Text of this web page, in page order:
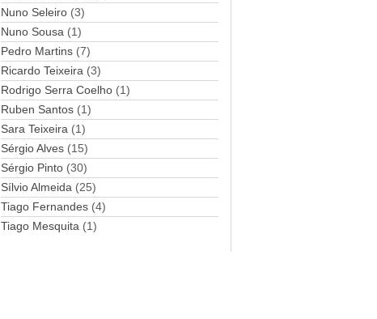
Nuno Seleiro (3)
Nuno Sousa (1)
Pedro Martins (7)
Ricardo Teixeira (3)
Rodrigo Serra Coelho (1)
Ruben Santos (1)
Sara Teixeira (1)
Sérgio Alves (15)
Sérgio Pinto (30)
Sílvio Almeida (25)
Tiago Fernandes (4)
Tiago Mesquita (1)